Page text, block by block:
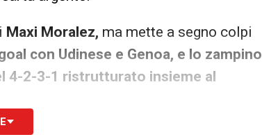
Maxi Moralez, ma mette a segno colpi
con Udinese e Genoa, e lo zampino
4-2-3-1 ristrutturato insieme al